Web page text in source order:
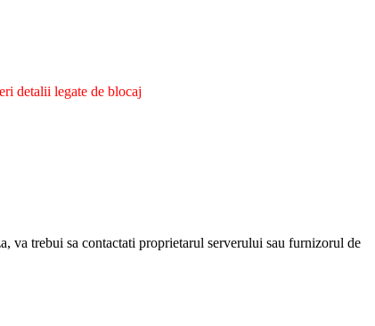
detalii legate de blocaj
va trebui sa contactati proprietarul serverului sau furnizorul de